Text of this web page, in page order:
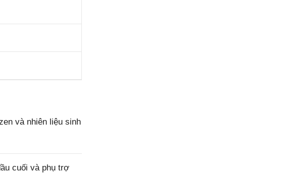
và nhiên liệu sinh
cuối và phụ trợ